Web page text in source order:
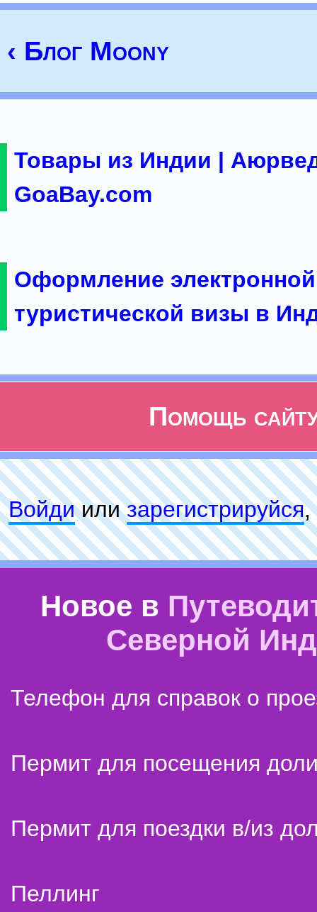
‹ Блог Moony
Товары из Индии |
GoaBay.com
Оформление электронной
туристической визы в
Помощь
Войдиилизарeгиcтpируйся,
Новое в
Северной
Телефон для справок о
Пермит для посещения
Пермит для поездки в/из
Пеллинг